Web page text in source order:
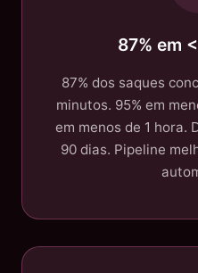
87% em
87% dos saques
minutos. 95% em
em menos de 1 hora.
90 dias. Pipeline